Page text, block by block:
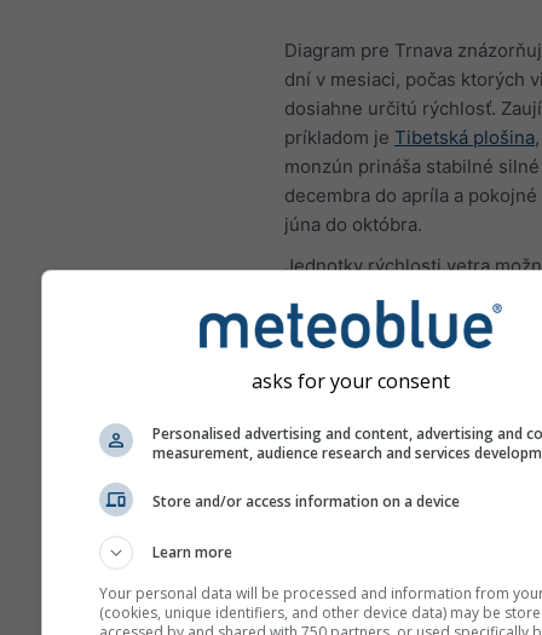
Diagram pre Trnava
dní v mesiaci, počas ktorých
dosiahne určitú rýchlosť.
príkladom je Tibetská plošina
monzún prináša stabilné
decembra do apríla a
júna do októbra.
Jednotky rýchlosti vetra
nastaveniach (pravý horný
Ruža vetrov
asks for your consent
Personalised advertising and content, advertising and
measurement, audience research and services
Store and/or access information on a device
Learn more
Your personal data will be processed and information from
(cookies, unique identifiers, and other device data) may be